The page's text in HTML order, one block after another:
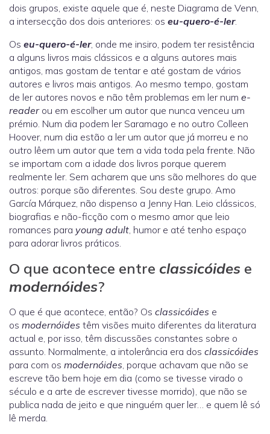
dois grupos, existe aquele que é, neste Diagrama de Venn,
a intersecção dos dois anteriores: os eu-quero-é-ler.
Os eu-quero-é-ler, onde me insiro, podem ter resistência
a alguns livros mais clássicos e a alguns autores mais
antigos, mas gostam de tentar e até gostam de vários
autores e livros mais antigos. Ao mesmo tempo, gostam
de ler autores novos e não têm problemas em ler num e-
readerou em escolher um autor que nunca venceu um
prémio. Num dia podem ler Saramago e no outro Colleen
Hoover, num dia estão a ler um autor que já morreu e no
outro lêem um autor que tem a vida toda pela frente. Não
se importam com a idade dos livros porque querem
realmente ler. Sem acharem que uns são melhores do que
outros: porque são diferentes. Sou deste grupo. Amo
García Márquez, não dispenso a Jenny Han. Leio clássicos,
biografias e não-ficção com o mesmo amor que leio
romances para young adult, humor e até tenho espaço
para adorar livros práticos.
O que acontece entre classicóides e
modernóides?
O que é que acontece, então? Os classicóides e
os modernóides têm visões muito diferentes da literatura
actual e, por isso, têm discussões constantes sobre o
assunto. Normalmente, a intolerância era dos classicóides
para com os modernóides, porque achavam que não se
escreve tão bem hoje em dia (como se tivesse virado o
século e a arte de escrever tivesse morrido), que não se
publica nada de jeito e que ninguém quer ler… e quem lê só
lê merda.